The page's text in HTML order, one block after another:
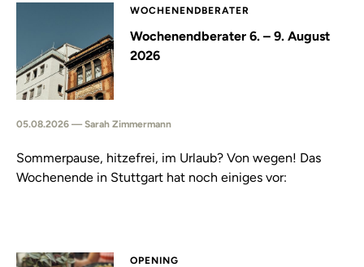
WOCHENENDBERATER
Wochenendberater 6. – 9. August
2026
05.08.2026 — Sarah Zimmermann
Sommerpause, hitzefrei, im Urlaub? Von wegen! Das
Wochenende in Stuttgart hat noch einiges vor:
OPENING